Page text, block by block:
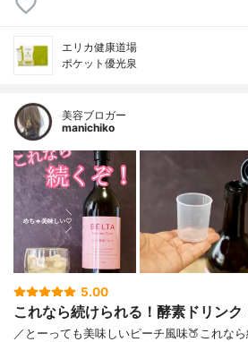
エリカ健康道場
ポケット優光泉
美容ブロガー
manichiko
5.00
これなら続けられる！酵素ドリンク
／とーっても美味しいピーチ風味🍑これな